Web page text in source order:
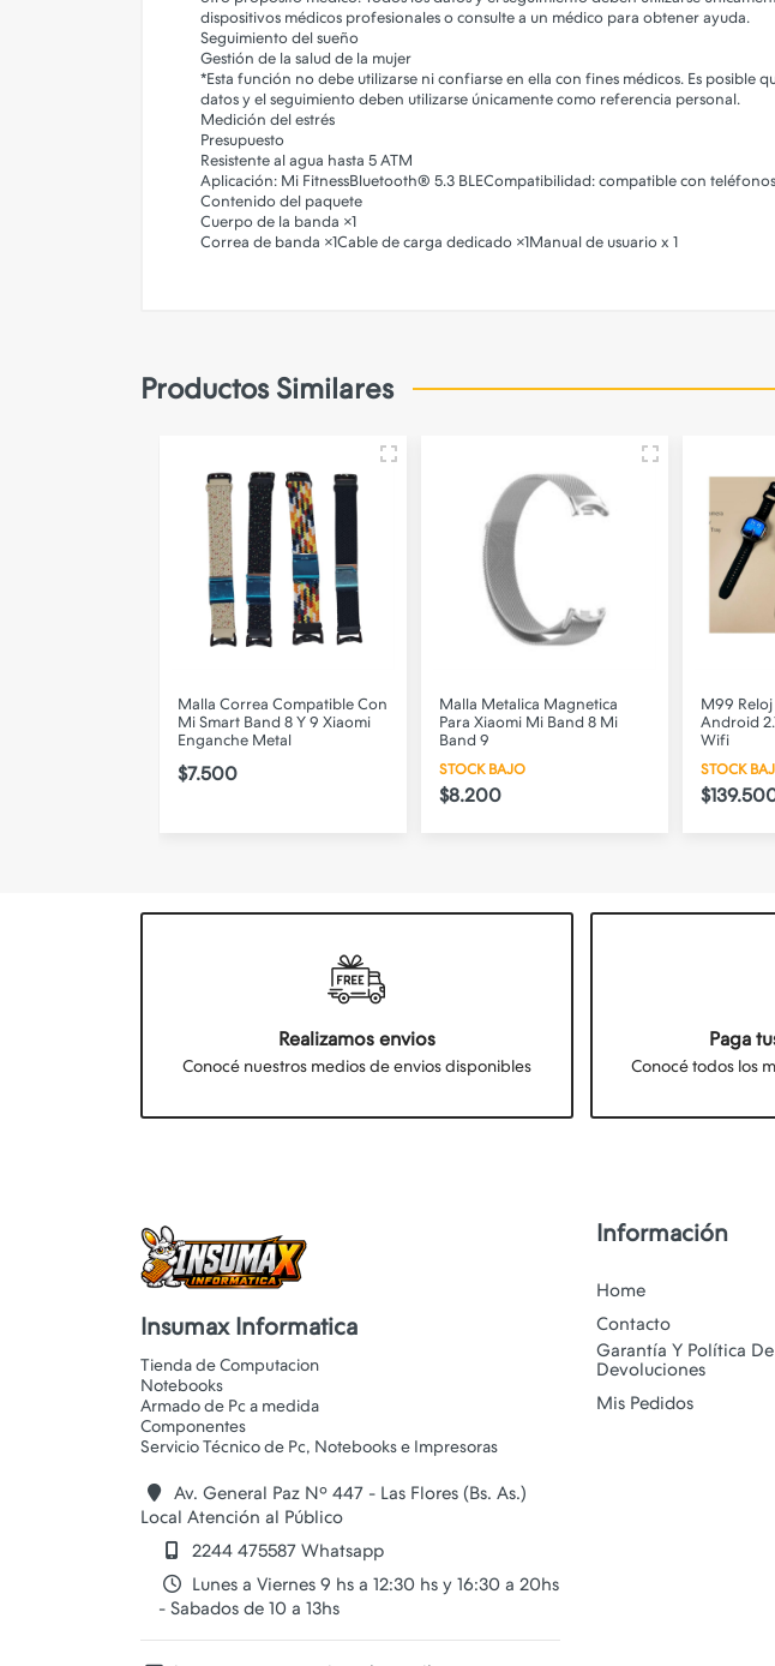
dispositivos médicos profesionales o consulte a un médico para obtener ayuda.
Seguimiento del sueño
Gestión de la salud de la mujer
*Esta función no debe utilizarse ni confiarse en ella con fines médicos. Es posible
datos y el seguimiento deben utilizarse únicamente como referencia personal.
Medición del estrés
Presupuesto
Resistente al agua hasta 5 ATM
Aplicación: Mi FitnessBluetooth® 5.3 BLECompatibilidad: compatible con
Contenido del paquete
Cuerpo de la banda ×1
Correa de banda ×1Cable de carga dedicado ×1Manual de usuario x 1
Productos Similares
Malla Correa Compatible Con
Mi Smart Band 8 Y 9 Xiaomi
Enganche Metal
$7.500
Malla Metalica Magnetica
Para Xiaomi Mi Band 8 Mi
Band 9
STOCK BAJO
$8.200
M99
Android
Wifi
STOCK
Realizamos envios
Conocé nuestros medios de envios disponibles
Paga
Conocé todos los
Insumax Informatica
Tienda de Computacion
Notebooks
Armado de Pc a medida
Componentes
Av. General Paz Nº 447 - Las Flores (Bs. As.)
Local Atención al Público
2244 475587 Whatsapp
Lunes a Viernes 9 hs a 12:30 hs y 16:30 a 20hs
- Sabados de 10 a 13hs
Información
Home
Contacto
Garantía Y Política De
Devoluciones
Mis Pedidos